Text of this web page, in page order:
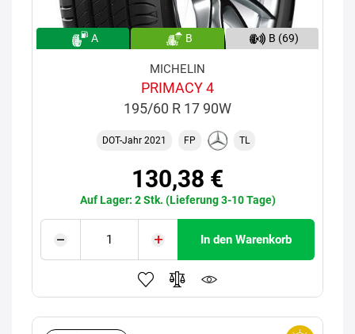
A B B (69)
MICHELIN
PRIMACY 4
195/60 R 17 90W
DOT-Jahr 2021 FP TL
130,38 €
Auf Lager: 2 Stk. (Lieferung 3-10 Tage)
In den Warenkorb